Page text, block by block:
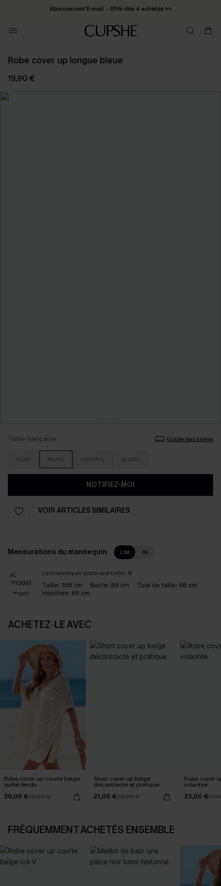
Abonnement E-mail : -25% dès 4 achetés >>
Robe cover up longue bleue
19,90 €
Taille française Guide des tailles
S(38) M(40) L(42/44) XL(46)
NOTIFIEZ-MOI
VOIR ARTICLES SIMILAIRES
Mensurations du mannequin CM IN
Le mannequin porte une taille: S
Taille: 168 cm Buste: 86 cm Tour de taille: 66 cm
Hanches: 86 cm
ACHETEZ‑LE AVEC
Robe cover up courte beige
ourlet fendu
29,00 €32,00 €
Short cover up beige
décontracté et pratique
21,00 €26,00 €
Robe cover
volantée
23,00 €
FRÉQUEMMENT ACHETÉS ENSEMBLE